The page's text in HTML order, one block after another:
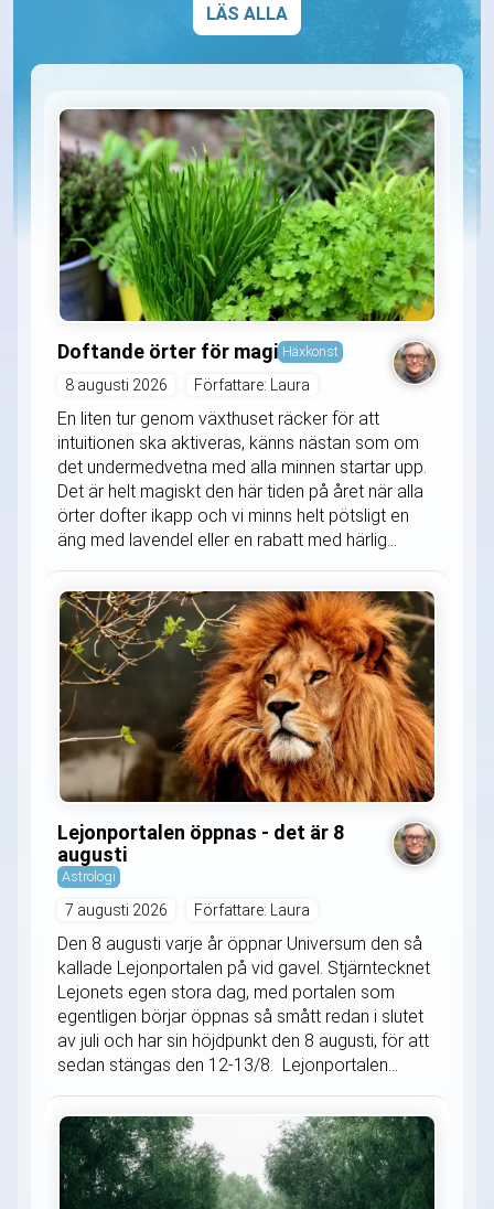
LÄS ALLA
Doftande örter för magi Häxkonst
8 augusti 2026 Författare: Laura
En liten tur genom växthuset räcker för att
intuitionen ska aktiveras, känns nästan som om
det undermedvetna med alla minnen startar upp.
Det är helt magiskt den här tiden på året när alla
örter dofter ikapp och vi minns helt pötsligt en
äng med lavendel eller en rabatt med härlig...
Lejonportalen öppnas - det är 8
augusti
Astrologi
7 augusti 2026 Författare: Laura
Den 8 augusti varje år öppnar Universum den så
kallade Lejonportalen på vid gavel. Stjärntecknet
Lejonets egen stora dag, med portalen som
egentligen börjar öppnas så smått redan i slutet
av juli och har sin höjdpunkt den 8 augusti, för att
sedan stängas den 12-13/8. Lejonportalen...